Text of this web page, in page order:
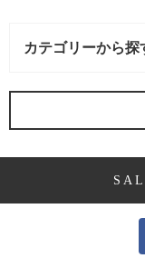
カテゴリーから探
髪型 (54記事)